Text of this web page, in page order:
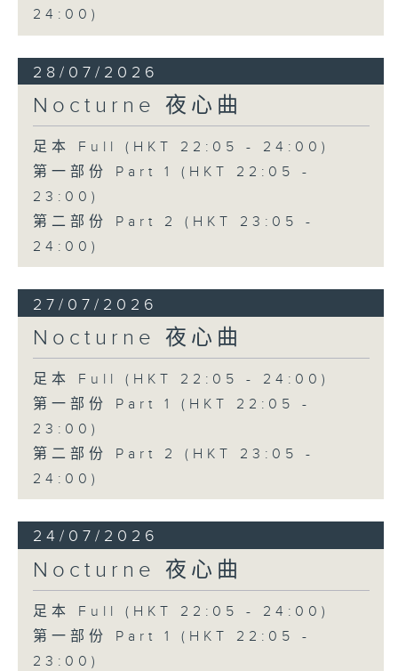
24:00)
28/07/2026
Nocturne 夜心曲
足本 Full (HKT 22:05 - 24:00)
第一部份 Part 1 (HKT 22:05 -
23:00)
第二部份 Part 2 (HKT 23:05 -
24:00)
27/07/2026
Nocturne 夜心曲
足本 Full (HKT 22:05 - 24:00)
第一部份 Part 1 (HKT 22:05 -
23:00)
第二部份 Part 2 (HKT 23:05 -
24:00)
24/07/2026
Nocturne 夜心曲
足本 Full (HKT 22:05 - 24:00)
第一部份 Part 1 (HKT 22:05 -
23:00)